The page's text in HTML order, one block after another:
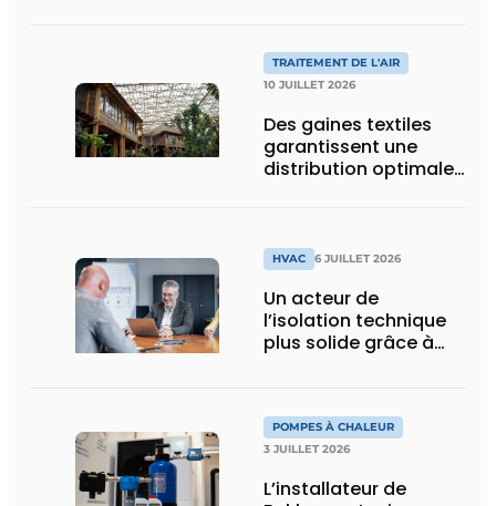
et les visiteurs de
BRUSK Bruges
TRAITEMENT DE L'AIR
10 JUILLET 2026
Des gaines textiles
garantissent une
distribution optimale
Daiza
HVAC 6 JUILLET 2026
Un acteur de
l’isolation technique
plus solide grâce à
POMPES À CHALEUR
3 JUILLET 2026
L’installateur de